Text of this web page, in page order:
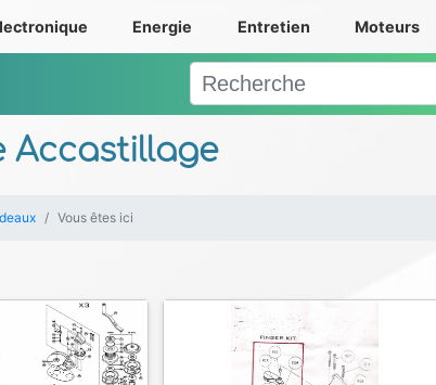
Accastillage
Energie Entretien Moteurs
Vous êtes ici